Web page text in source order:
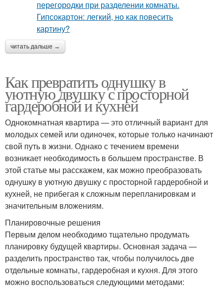
читать дальше →
Как превратить однушку в
уютную двушку с просторной
гардеробной и кухней
Однокомнатная квартира — это отличный вариант для
молодых семей или одиночек, которые только начинают
свой путь в жизни. Однако с течением времени
возникает необходимость в большем пространстве. В
этой статье мы расскажем, как можно преобразовать
однушку в уютную двушку с просторной гардеробной и
кухней, не прибегая к сложным перепланировкам и
значительным вложениям.
Планировочные решения
Первым делом необходимо тщательно продумать
планировку будущей квартиры. Основная задача —
разделить пространство так, чтобы получилось две
отдельные комнаты, гардеробная и кухня. Для этого
можно воспользоваться следующими методами: